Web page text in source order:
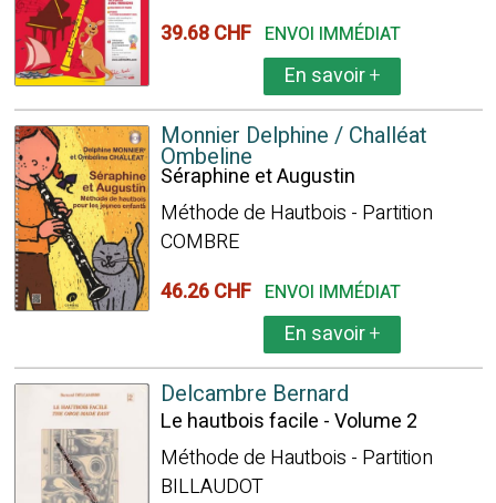
39.68 CHF ENVOI IMMÉDIAT
En savoir+
Monnier Delphine / Challéat
Ombeline
Séraphine et Augustin
Méthode de Hautbois - Partition
COMBRE
46.26 CHF ENVOI IMMÉDIAT
En savoir+
Delcambre Bernard
Le hautbois facile - Volume 2
Méthode de Hautbois - Partition
BILLAUDOT